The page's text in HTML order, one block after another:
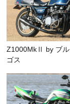
Z1000MkⅡ by ブル
ゴス